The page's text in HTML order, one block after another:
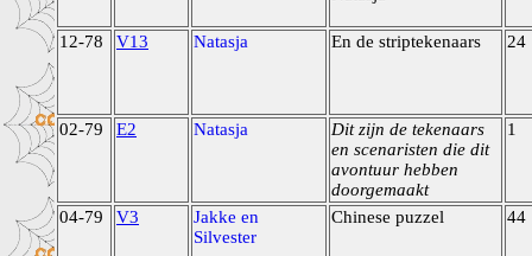
12-78 V13 Natasja En de striptekenaars 24
02-79 E2 Natasja
Dit zijn de tekenaars
en scenaristen die dit
avontuur hebben
doorgemaakt
1
04-79 V3
Jakke en
Silvester
Chinese puzzel 44